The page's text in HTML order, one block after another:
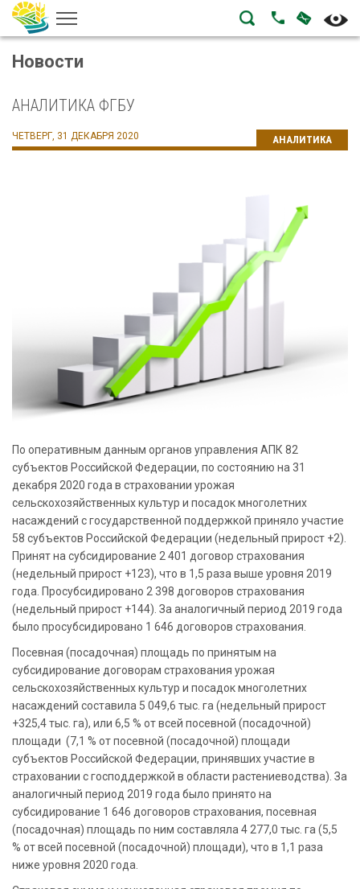
ПОЗВОНИТЬ
Новости
АНАЛИТИКА ФГБУ
АНАЛИТИКА
ЧЕТВЕРГ, 31 ДЕКАБРЯ 2020
По оперативным данным органов управления АПК 82
субъектов Российской Федерации, по состоянию на 31
декабря 2020 года в страховании урожая
сельскохозяйственных культур и посадок многолетних
насаждений с государственной поддержкой приняло участие
58 субъектов Российской Федерации (недельный прирост +2).
Принят на субсидирование 2 401 договор страхования
(недельный прирост +123), что в 1,5 раза выше уровня 2019
года. Просубсидировано 2 398 договоров страхования
(недельный прирост +144). За аналогичный период 2019 года
было просубсидировано 1 646 договоров страхования.
Посевная (посадочная) площадь по принятым на
субсидирование договорам страхования урожая
сельскохозяйственных культур и посадок многолетних
насаждений составила 5 049,6 тыс. га (недельный прирост
+325,4 тыс. га), или 6,5 % от всей посевной (посадочной)
площади (7,1 % от посевной (посадочной) площади
субъектов Российской Федерации, принявших участие в
страховании с господдержкой в области растениеводства). За
аналогичный период 2019 года было принято на
субсидирование 1 646 договоров страхования, посевная
(посадочная) площадь по ним составляла 4 277,0 тыс. га (5,5
% от всей посевной (посадочной) площади), что в 1,1 раза
ниже уровня 2020 года.